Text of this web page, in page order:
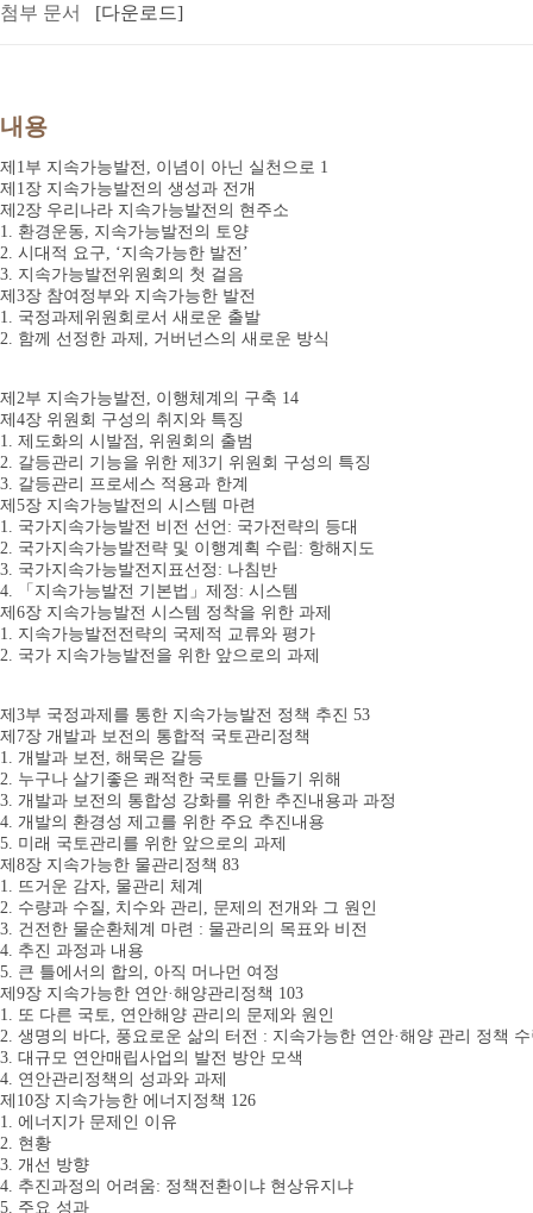
첨부 문서 [다운로드]
내용
제1부 지속가능발전, 이념이 아닌 실천으로 1
제1장 지속가능발전의 생성과 전개
제2장 우리나라 지속가능발전의 현주소
1. 환경운동, 지속가능발전의 토양
2. 시대적 요구, ‘지속가능한 발전’
3. 지속가능발전위원회의 첫 걸음
제3장 참여정부와 지속가능한 발전
1. 국정과제위원회로서 새로운 출발
2. 함께 선정한 과제, 거버넌스의 새로운 방식
제2부 지속가능발전, 이행체계의 구축 14
제4장 위원회 구성의 취지와 특징
1. 제도화의 시발점, 위원회의 출범
2. 갈등관리 기능을 위한 제3기 위원회 구성의 특징
3. 갈등관리 프로세스 적용과 한계
제5장 지속가능발전의 시스템 마련
1. 국가지속가능발전 비전 선언: 국가전략의 등대
2. 국가지속가능발전략 및 이행계획 수립: 항해지도
3. 국가지속가능발전지표선정: 나침반
4. 「지속가능발전 기본법」제정: 시스템
제6장 지속가능발전 시스템 정착을 위한 과제
1. 지속가능발전전략의 국제적 교류와 평가
2. 국가 지속가능발전을 위한 앞으로의 과제
제3부 국정과제를 통한 지속가능발전 정책 추진 53
제7장 개발과 보전의 통합적 국토관리정책
1. 개발과 보전, 해묵은 갈등
2. 누구나 살기좋은 쾌적한 국토를 만들기 위해
3. 개발과 보전의 통합성 강화를 위한 추진내용과 과정
4. 개발의 환경성 제고를 위한 주요 추진내용
5. 미래 국토관리를 위한 앞으로의 과제
제8장 지속가능한 물관리정책 83
1. 뜨거운 감자, 물관리 체계
2. 수량과 수질, 치수와 관리, 문제의 전개와 그 원인
3. 건전한 물순환체계 마련 : 물관리의 목표와 비전
4. 추진 과정과 내용
5. 큰 틀에서의 합의, 아직 머나먼 여정
제9장 지속가능한 연안·해양관리정책 103
1. 또 다른 국토, 연안해양 관리의 문제와 원인
2. 생명의 바다, 풍요로운 삶의 터전 : 지속가능한 연안·해양 관리 정책
3. 대규모 연안매립사업의 발전 방안 모색
4. 연안관리정책의 성과와 과제
제10장 지속가능한 에너지정책 126
1. 에너지가 문제인 이유
2. 현황
3. 개선 방향
4. 추진과정의 어려움: 정책전환이냐 현상유지냐
5. 주요 성과